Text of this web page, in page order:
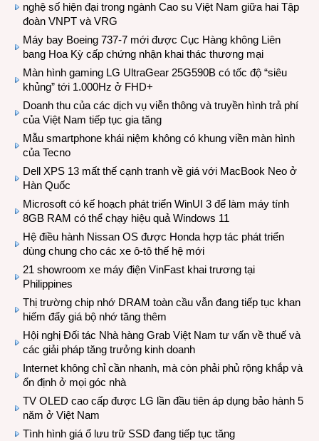
nghệ số hiện đại trong ngành Cao su Việt Nam giữa hai Tập
đoàn VNPT và VRG
Máy bay Boeing 737-7 mới được Cục Hàng không Liên
bang Hoa Kỳ cấp chứng nhận khai thác thương mại
Màn hình gaming LG UltraGear 25G590B có tốc độ “siêu
khủng” tới 1.000Hz ở FHD+
Doanh thu của các dịch vụ viễn thông và truyền hình trả phí
của Việt Nam tiếp tục gia tăng
Mẫu smartphone khái niệm không có khung viền màn hình
của Tecno
Dell XPS 13 mất thế cạnh tranh về giá với MacBook Neo ở
Hàn Quốc
Microsoft có kế hoạch phát triển WinUI 3 để làm máy tính
8GB RAM có thể chạy hiệu quả Windows 11
Hệ điều hành Nissan OS được Honda hợp tác phát triển
dùng chung cho các xe ô-tô thế hệ mới
21 showroom xe máy điện VinFast khai trương tại
Philippines
Thị trường chip nhớ DRAM toàn cầu vẫn đang tiếp tục khan
hiếm đẩy giá bộ nhớ tăng thêm
Hội nghị Đối tác Nhà hàng Grab Việt Nam tư vấn về thuế và
các giải pháp tăng trưởng kinh doanh
Internet không chỉ cần nhanh, mà còn phải phủ rộng khắp và
ổn định ở mọi góc nhà
TV OLED cao cấp được LG lần đầu tiên áp dụng bảo hành 5
năm ở Việt Nam
Tình hình giá ổ lưu trữ SSD đang tiếp tục tăng